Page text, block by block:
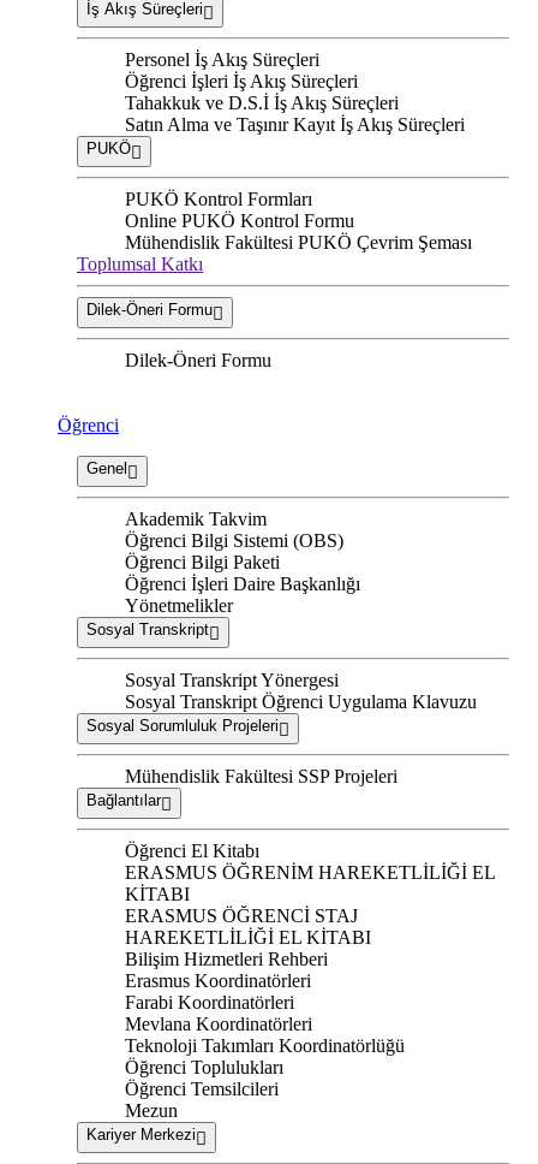
İş Akış Süreçleri
Personel İş Akış Süreçleri
Öğrenci İşleri İş Akış Süreçleri
Tahakkuk ve D.S.İ İş Akış Süreçleri
Satın Alma ve Taşınır Kayıt İş Akış Süreçleri
PUKÖ
PUKÖ Kontrol Formları
Online PUKÖ Kontrol Formu
Mühendislik Fakültesi PUKÖ Çevrim Şeması
Toplumsal Katkı
Dilek-Öneri Formu
Dilek-Öneri Formu
Öğrenci
Genel
Akademik Takvim
Öğrenci Bilgi Sistemi (OBS)
Öğrenci Bilgi Paketi
Öğrenci İşleri Daire Başkanlığı
Yönetmelikler
Sosyal Transkript
Sosyal Transkript Yönergesi
Sosyal Transkript Öğrenci Uygulama Klavuzu
Sosyal Sorumluluk Projeleri
Mühendislik Fakültesi SSP Projeleri
Bağlantılar
Öğrenci El Kitabı
ERASMUS ÖĞRENİM HAREKETLİLİĞİ EL
KİTABI
ERASMUS ÖĞRENCİ STAJ
HAREKETLİLİĞİ EL KİTABI
Bilişim Hizmetleri Rehberi
Erasmus Koordinatörleri
Farabi Koordinatörleri
Mevlana Koordinatörleri
Teknoloji Takımları Koordinatörlüğü
Öğrenci Toplulukları
Öğrenci Temsilcileri
Mezun
Kariyer Merkezi